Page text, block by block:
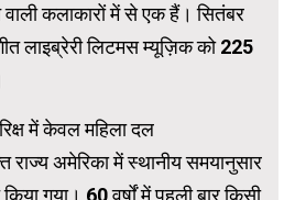
कलाकारों में से एक हैं। सितंबर
लाइब्रेरी लिटमस म्यूज़िक को 225
में केवल महिला दल
अमेरिका में स्थानीय समयानुसार
गया। 60 वर्षों में पहली बार किसी